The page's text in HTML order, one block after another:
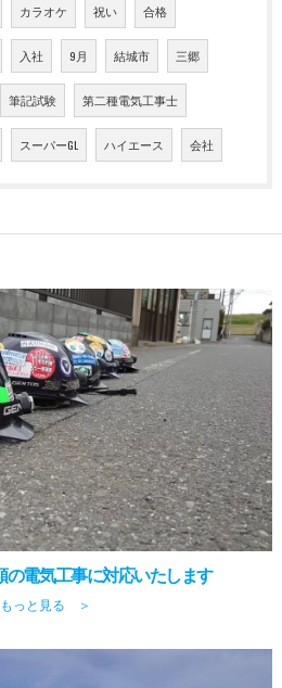
カラオケ 祝い 合格
入社 9月 結城市 三郷
筆記試験 第二種電気工事士
スーパーGL ハイエース 会社
の電気工事に対応いたします
っと見る ＞